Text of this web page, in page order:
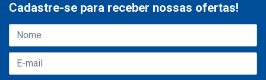
Cadastre-se para receber nossas ofertas!